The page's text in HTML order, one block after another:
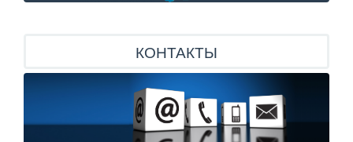
КОНТАКТЫ